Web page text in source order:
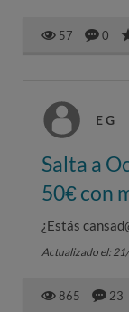
57 0
E G
Salta a
50€ con
¿Estás
suben sin
Actualizado el:
865 23